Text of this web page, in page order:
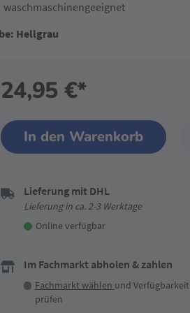
waschmaschinengeeignet
Hellgrau
24,95 €*
In den Warenkorb
Lieferung mit DHL
Lieferung in ca. 2-3 Werktage
Online verfügbar
Im Fachmarkt abholen & zahlen
Fachmarkt wählen und Verfügbarkeit
prüfen